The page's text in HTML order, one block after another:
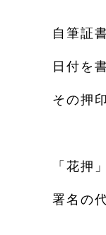
自筆証
日付を
その押
「花押
署名の